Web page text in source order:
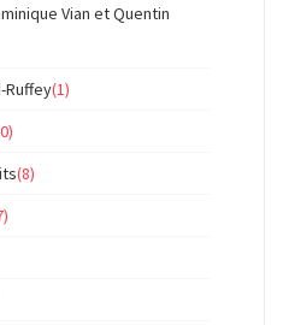
Vian et Quentin
Ruffey(1)
(8)